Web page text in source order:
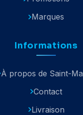
Marques
Informations
À propos de Saint-
Contact
Livraison